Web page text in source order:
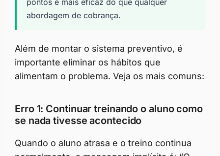
abordagem de cobrança.
Além de montar o sistema preventivo, é
importante eliminar os hábitos que
alimentam o problema. Veja os mais comuns:
Erro 1: Continuar treinando o aluno como
se nada tivesse acontecido
Quando o aluno atrasa e o treino continua